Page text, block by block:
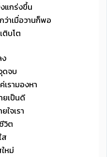
แกร่งขึ้น
ว่าเมื่อวานก็พอ
ติบโต
ง
ดจบ
รามองหา
ยเป็นดี
ใจเรา
วิต
ส
หม่